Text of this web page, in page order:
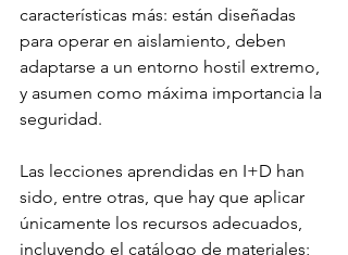
características más: están diseñadas
para operar en aislamiento, deben
adaptarse a un entorno hostil extremo,
y asumen como máxima importancia la
seguridad.
Las lecciones aprendidas en I+D han
sido, entre otras, que hay que aplicar
únicamente los recursos adecuados,
incluyendo el catálogo de materiales;